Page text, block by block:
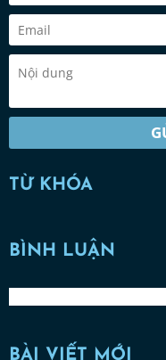
TỪ KHÓA
BÌNH LUẬN
BÀI VIẾT MỚI